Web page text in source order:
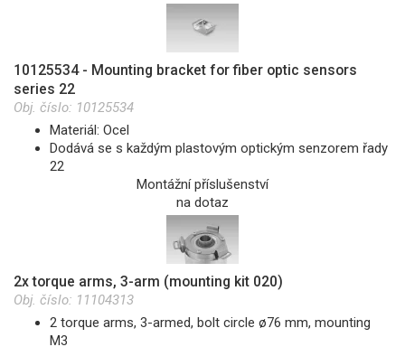
10125534 - Mounting bracket for fiber optic sensors
series 22
Obj. číslo: 10125534
Materiál: Ocel
Dodává se s každým plastovým optickým senzorem řady
22
Montážní příslušenství
na dotaz
2x torque arms, 3-arm (mounting kit 020)
Obj. číslo: 11104313
2 torque arms, 3-armed, bolt circle ø76 mm, mounting
M3